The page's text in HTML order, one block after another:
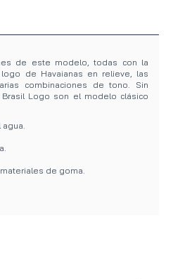
de este modelo, todas con la
de Havaianas en relieve, las
combinaciones de tono. Sin
Brasil Logo son el modelo clásico
de goma.